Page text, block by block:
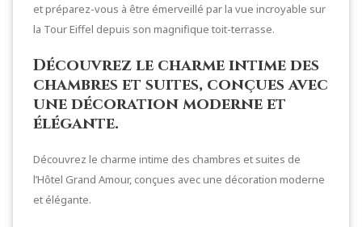
et préparez-vous à être émerveillé par la vue incroyable sur
la Tour Eiffel depuis son magnifique toit-terrasse.
Découvrez le charme intime des
chambres et suites, conçues avec
une décoration moderne et
élégante.
Découvrez le charme intime des chambres et suites de
l’Hôtel Grand Amour, conçues avec une décoration moderne
et élégante.